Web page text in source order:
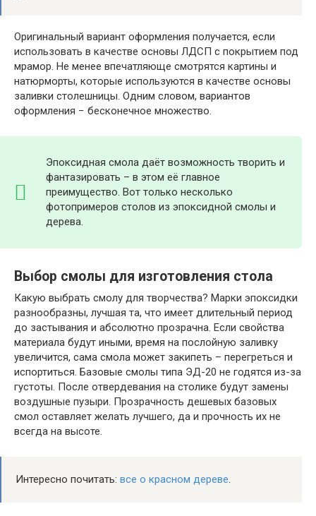
Оригинальный вариант оформления получается, если
использовать в качестве основы ЛДСП с покрытием под
мрамор. Не менее впечатляюще смотрятся картины и
натюрморты, которые используются в качестве основы
заливки столешницы. Одним словом, вариантов
оформления − бесконечное множество.
Эпоксидная смола даёт возможность творить и
фантазировать – в этом её главное
преимущество. Вот только несколько
фотопримеров столов из эпоксидной смолы и
дерева.
Выбор смолы для изготовления стола
Какую выбрать смолу для творчества? Марки эпоксидки
разнообразны, лучшая та, что имеет длительный период
до застывания и абсолютно прозрачна. Если свойства
материала будут иными, время на послойную заливку
увеличится, сама смола может закипеть – перегреться и
испортиться. Базовые смолы типа ЭД-20 не годятся из-за
густоты. После отвердевания на столике будут замены
воздушные пузыри. Прозрачность дешевых базовых
смол оставляет желать лучшего, да и прочность их не
всегда на высоте.
Интересно почитать: все о красном дереве.